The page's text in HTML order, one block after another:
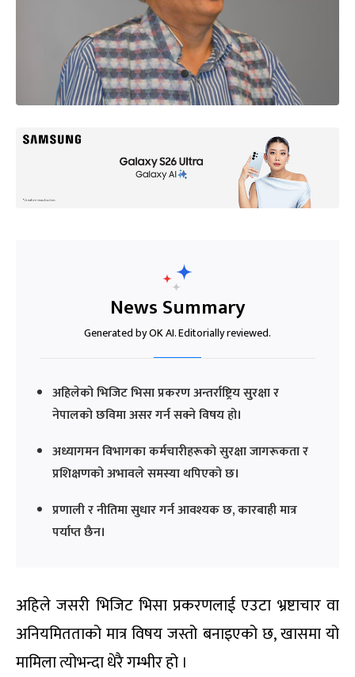
News Summary
Generated by OK AI. Editorially reviewed.
अहिलेको भिजिट भिसा प्रकरण अन्तर्राष्ट्रिय सुरक्षा र
नेपालको छविमा असर गर्न सक्ने विषय हो।
अध्यागमन विभागका कर्मचारीहरूको सुरक्षा जागरूकता र
प्रशिक्षणको अभावले समस्या थपिएको छ।
प्रणाली र नीतिमा सुधार गर्न आवश्यक छ, कारबाही मात्र
पर्याप्त छैन।
अहिले जसरी भिजिट भिसा प्रकरणलाई एउटा भ्रष्टाचार वा
अनियमितताको मात्र विषय जस्तो बनाइएको छ, खासमा यो
मामिला त्योभन्दा धेरै गम्भीर हो ।